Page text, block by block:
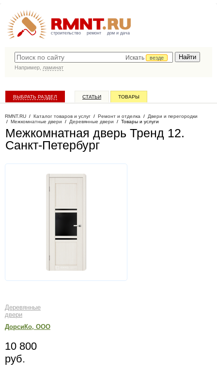
строительство ремонт дом и дача
Искать
везде
Например, ламинат
ВЫБРАТЬ РАЗДЕЛ СТАТЬИ ТОВАРЫ
RMNT.RU / Каталог товаров и услуг / Ремонт и отделка / Двери и перегородки
/ Межкомнатные двери / Деревянные двери / Товары и услуги
Межкомнатная дверь Тренд 12.
Санкт-Петербург
Деревянные
двери
ДорсиКо, ООО
10 800
руб.